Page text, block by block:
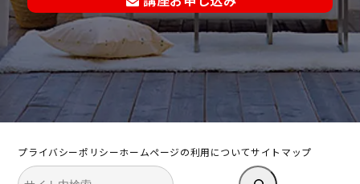
プライバシーポリシーホームページの利用についてサイトマップ
検